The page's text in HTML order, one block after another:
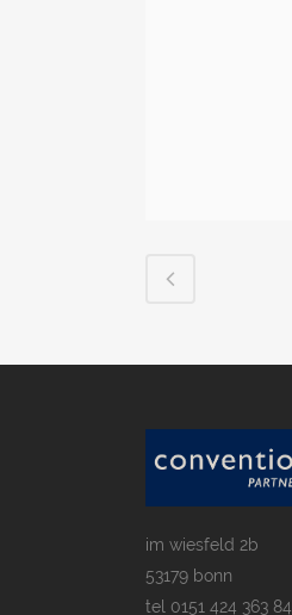
im wiesfeld 2b
53179 bonn
tel 0151 424 363 84